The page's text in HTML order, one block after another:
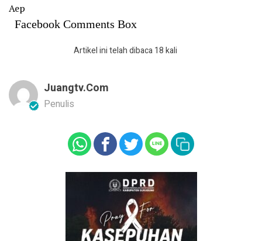
Aep
Facebook Comments Box
Artikel ini telah dibaca 18 kali
Juangtv.com
Penulis